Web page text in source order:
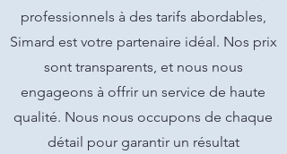
professionnels à des tarifs abordables,
Simard est votre partenaire idéal. Nos prix
sont transparents, et nous nous
engageons à offrir un service de haute
qualité. Nous nous occupons de chaque
détail pour garantir un résultat